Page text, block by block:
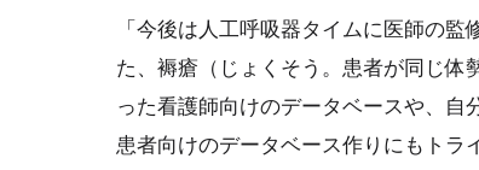
「今後は人工呼吸器タイムに医師の
た、褥瘡（じょくそう。患者が同じ体
った看護師向けのデータベースや、
患者向けのデータベース作りにもトラ